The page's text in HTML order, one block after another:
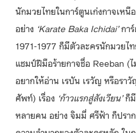
นักมวยไทยในการ์ตูนเก่งกาจเหนื
อย่าง ‘Karate Baka Ichidai’การ์
1971-1977 ก็มีตัวละครนักมวยไ
แชมป์ฝีมือร้ายกาจชื่อ Reeban (
อยากให้อ่าน เรบัน เรวัญ หรือรา
ศัพท์) เรื่อง ‘ก้าวแรกสู่สังเวียน’ก็มี
หลายคน อย่าง จิมมี่ ศรีฟ้า ก็ปรา